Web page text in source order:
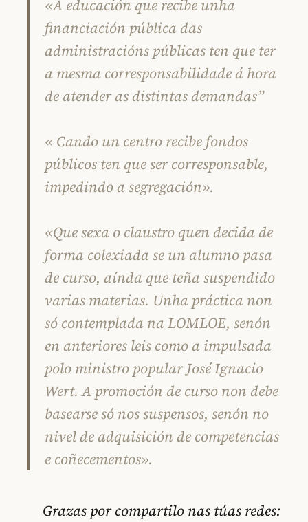
«A educación que recibe unha
financiación pública das
administracións públicas ten que ter
a mesma corresponsabilidade á hora
de atender as distintas demandas”
« Cando un centro recibe fondos
públicos ten que ser corresponsable,
impedindo a segregación».
«Que sexa o claustro quen decida de
forma colexiada se un alumno pasa
de curso, aínda que teña suspendido
varias materias. Unha práctica non
só contemplada na LOMLOE, senón
en anteriores leis como a impulsada
polo ministro popular José Ignacio
Wert. A promoción de curso non debe
basearse só nos suspensos, senón no
nivel de adquisición de competencias
e coñecementos».
Grazas por compartilo nas túas redes: